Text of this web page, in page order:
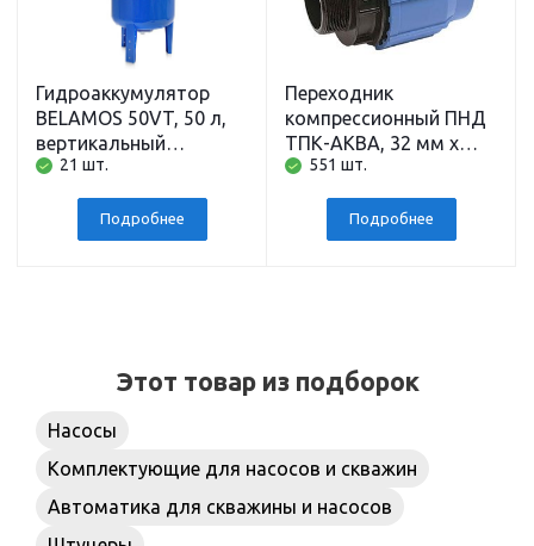
Гидроаккумулятор
BELAMOS 50VT, 50 л,
вертикальный
напольный,
подключение 1 дюйм
21 шт.
Подробнее
Переходник
компрессионный ПНД
ТПК-АКВА, 32 мм x
наружная резьба 1
дюйм
551 шт.
Подробнее
Этот товар из подборок
Насосы
Комплектующие для насосов и скважин
Автоматика для скважины и насосов